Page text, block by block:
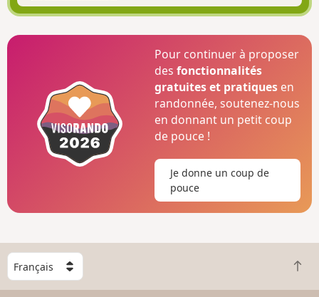
Pour continuer à proposer
desfonctionnalités
gratuites et pratiques en
randonnée, soutenez-nous
en donnant un petit coup
de pouce !
Je donne un coup de
pouce
C
h
o
R
e